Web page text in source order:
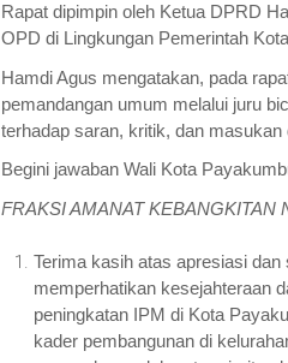
Rapat dipimpin oleh Ketua DPRD
OPD di Lingkungan Pemerintah
Hamdi Agus mengatakan, pada
pemandangan umum melalui juru
terhadap saran, kritik, dan
Begini jawaban Wali Kota
FRAKSI AMANAT KEBANGKITAN
Terima kasih atas apresiasi
memperhatikan kesejahteraan
peningkatan IPM di Kota
kader pembangunan di